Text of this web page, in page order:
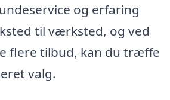
og erfaring
til værksted, og ved
flere tilbud, kan du træffe
valg.